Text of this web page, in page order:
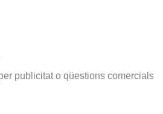
publicitat o qüestions comercials